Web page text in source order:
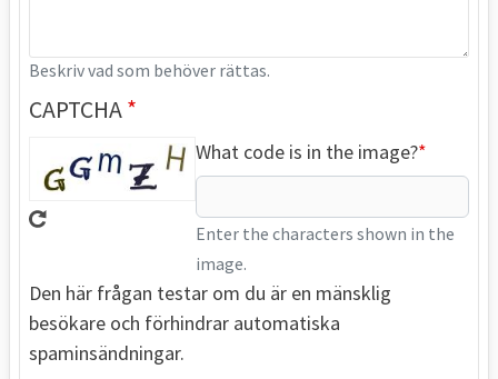
Beskriv vad som behöver rättas.
CAPTCHA
What code is in the image?
Enter the characters shown in the
image.
Den här frågan testar om du är en mänsklig
besökare och förhindrar automatiska
spaminsändningar.